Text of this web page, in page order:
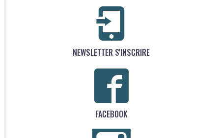
NEWSLETTER S'INSCRIRE
FACEBOOK